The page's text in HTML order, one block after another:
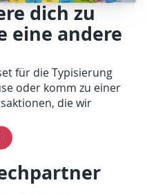
dich zu
eine andere
für die Typisierung
oder komm zu einer
die wir